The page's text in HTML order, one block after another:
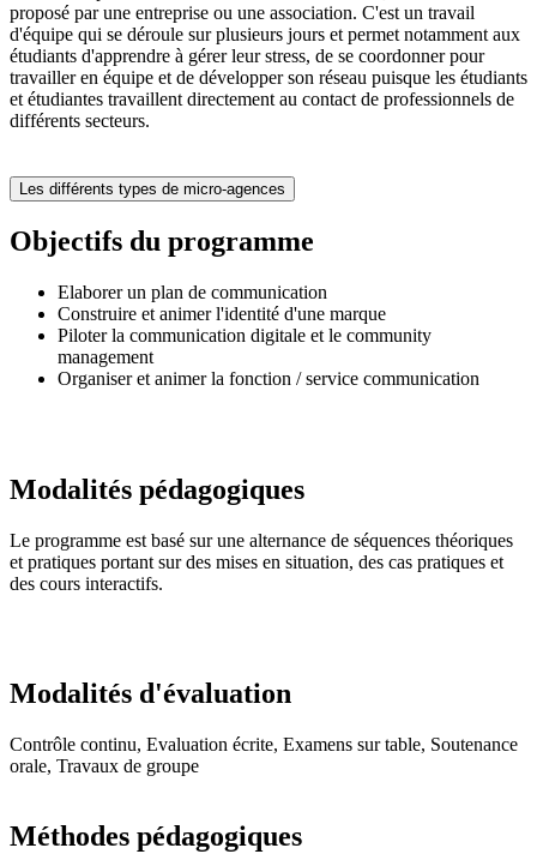
proposé par une entreprise ou une association. C'est un travail
d'équipe qui se déroule sur plusieurs jours et permet notamment aux
étudiants d'apprendre à gérer leur stress, de se coordonner pour
travailler en équipe et de développer son réseau puisque les étudiants
et étudiantes travaillent directement au contact de professionnels de
différents secteurs.
Les différents types de micro-agences
Objectifs du programme
Elaborer un plan de communication
Construire et animer l'identité d'une marque
Piloter la communication digitale et le community
management
Organiser et animer la fonction / service communication
Modalités pédagogiques
Le programme est basé sur une alternance de séquences théoriques
et pratiques portant sur des mises en situation, des cas pratiques et
des cours interactifs.
Modalités d'évaluation
Contrôle continu, Evaluation écrite, Examens sur table, Soutenance
orale, Travaux de groupe
Méthodes pédagogiques